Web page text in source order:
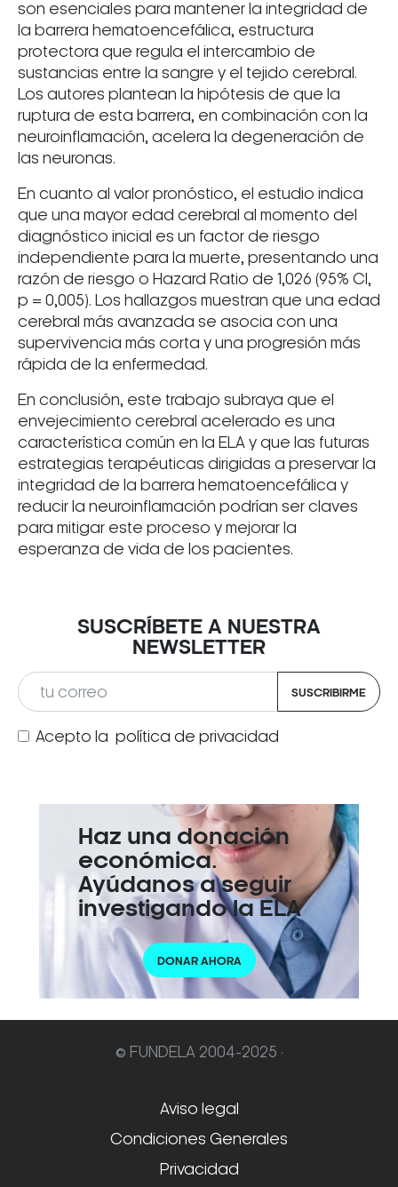
son esenciales para mantener la integridad de
la barrera hematoencefálica, estructura
protectora que regula el intercambio de
sustancias entre la sangre y el tejido cerebral.
Los autores plantean la hipótesis de que la
ruptura de esta barrera, en combinación con la
neuroinflamación, acelera la degeneración de
las neuronas.
En cuanto al valor pronóstico, el estudio indica
que una mayor edad cerebral al momento del
diagnóstico inicial es un factor de riesgo
independiente para la muerte, presentando una
razón de riesgo o Hazard Ratio de 1,026 (95% CI,
p = 0,005). Los hallazgos muestran que una edad
cerebral más avanzada se asocia con una
supervivencia más corta y una progresión más
rápida de la enfermedad.
En conclusión, este trabajo subraya que el
envejecimiento cerebral acelerado es una
característica común en la ELA y que las futuras
estrategias terapéuticas dirigidas a preservar la
integridad de la barrera hematoencefálica y
reducir la neuroinflamación podrían ser claves
para mitigar este proceso y mejorar la
esperanza de vida de los pacientes.
SUSCRÍBETE A NUESTRA
NEWSLETTER
SUSCRIBIRME
Acepto la política de privacidad
Haz una donación
económica.
Ayúdanos a seguir
investigando la ELA
DONAR AHORA
© FUNDELA 2004-2025 ·
Aviso legal
Condiciones Generales
Privacidad